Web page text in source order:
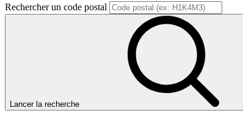
Rechercher un code postal
Lancer la recherche